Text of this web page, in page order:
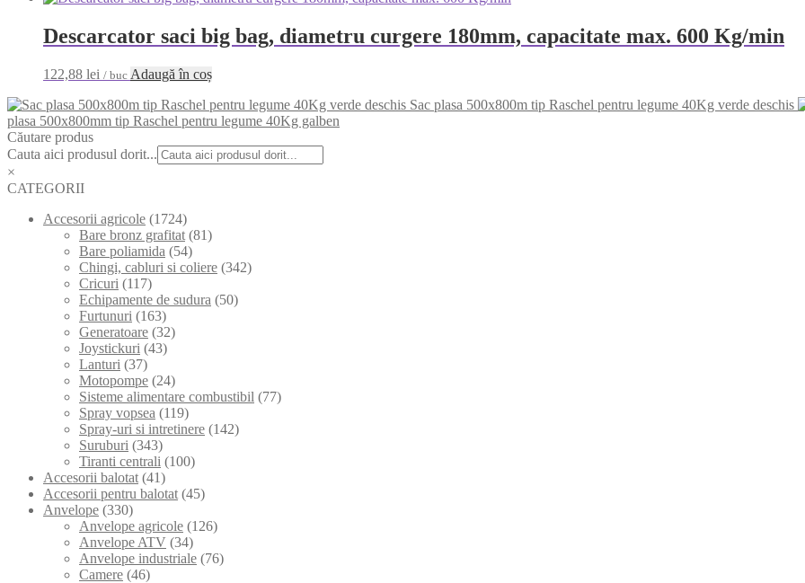
Descarcator saci big bag, diametru curgere 180mm, capacitate max. 600 Kg/min
122,88 lei / buc Adaugă în coș
Sac plasa 500x800m tip Raschel pentru legume 40Kg verde deschis
plasa 500x800mm tip Raschel pentru legume 40Kg galben
Căutare produs
Cauta aici produsul dorit...
×
CATEGORII
Accesorii agricole (1724)
Bare bronz grafitat (81)
Bare poliamida (54)
Chingi, cabluri si coliere (342)
Cricuri (117)
Echipamente de sudura (50)
Furtunuri (163)
Generatoare (32)
Joystickuri (43)
Lanturi (37)
Motopompe (24)
Sisteme alimentare combustibil (77)
Spray vopsea (119)
Spray-uri si intretinere (142)
Suruburi (343)
Tiranti centrali (100)
Accesorii balotat (41)
Accesorii pentru balotat (45)
Anvelope (330)
Anvelope agricole (126)
Anvelope ATV (34)
Anvelope industriale (76)
Camere (46)